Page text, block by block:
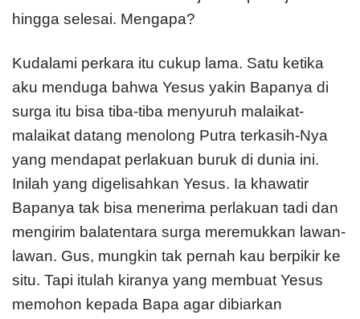
hingga selesai. Mengapa?
Kudalami perkara itu cukup lama. Satu ketika
aku menduga bahwa Yesus yakin Bapanya di
surga itu bisa tiba-tiba menyuruh malaikat-
malaikat datang menolong Putra terkasih-Nya
yang mendapat perlakuan buruk di dunia ini.
Inilah yang digelisahkan Yesus. Ia khawatir
Bapanya tak bisa menerima perlakuan tadi dan
mengirim balatentara surga meremukkan lawan-
lawan. Gus, mungkin tak pernah kau berpikir ke
situ. Tapi itulah kiranya yang membuat Yesus
memohon kepada Bapa agar dibiarkan